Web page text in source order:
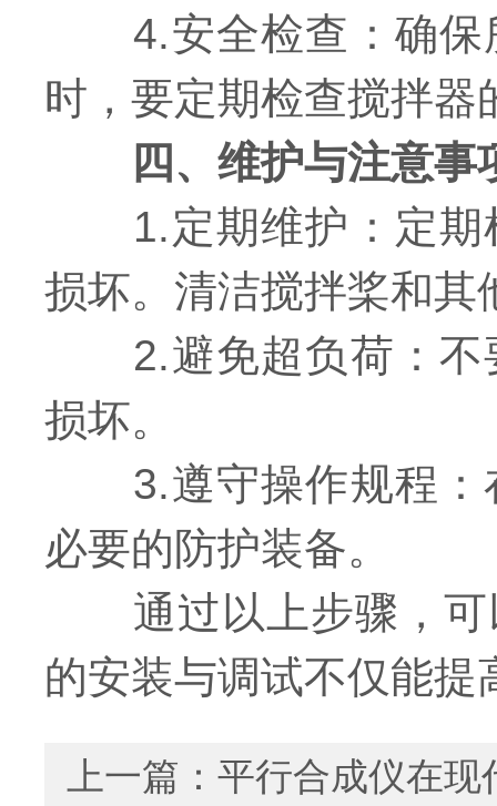
4.安全检查：确保
时，要定期检查搅拌器
四、维护与注意事
1.定期维护：定期
损坏。清洁搅拌桨和其
2.避免超负荷：不
损坏。
3.遵守操作规程：
必要的防护装备。
通过以上步骤，可
的安装与调试不仅能
上一篇： 平行合成仪在现